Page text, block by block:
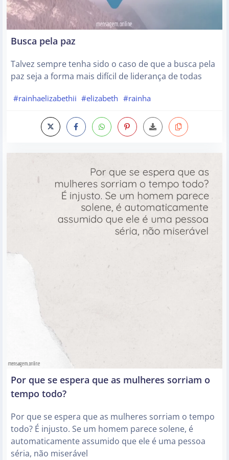
Busca pela paz
Talvez sempre tenha sido o caso de que a busca pela
paz seja a forma mais difícil de liderança de todas
#rainhaelizabethii #elizabeth #rainha
Por que se espera que as mulheres sorriam o
tempo todo?
Por que se espera que as mulheres sorriam o tempo
todo? É injusto. Se um homem parece solene, é
automaticamente assumido que ele é uma pessoa
séria, não miserável